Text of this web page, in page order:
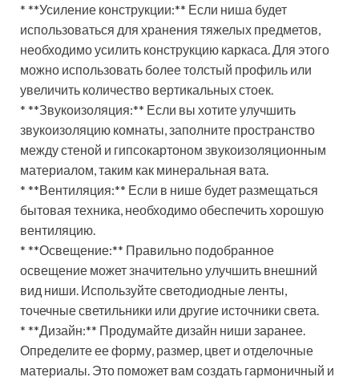
* **Усиление конструкции:** Если ниша будет
использоваться для хранения тяжелых предметов,
необходимо усилить конструкцию каркаса. Для этого
можно использовать более толстый профиль или
увеличить количество вертикальных стоек.
* **Звукоизоляция:** Если вы хотите улучшить
звукоизоляцию комнаты, заполните пространство
между стеной и гипсокартоном звукоизоляционным
материалом, таким как минеральная вата.
* **Вентиляция:** Если в нише будет размещаться
бытовая техника, необходимо обеспечить хорошую
вентиляцию.
* **Освещение:** Правильно подобранное
освещение может значительно улучшить внешний
вид ниши. Используйте светодиодные ленты,
точечные светильники или другие источники света.
* **Дизайн:** Продумайте дизайн ниши заранее.
Определите ее форму, размер, цвет и отделочные
материалы. Это поможет вам создать гармоничный и